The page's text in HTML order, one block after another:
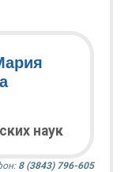
наук
8 (3843) 796-605